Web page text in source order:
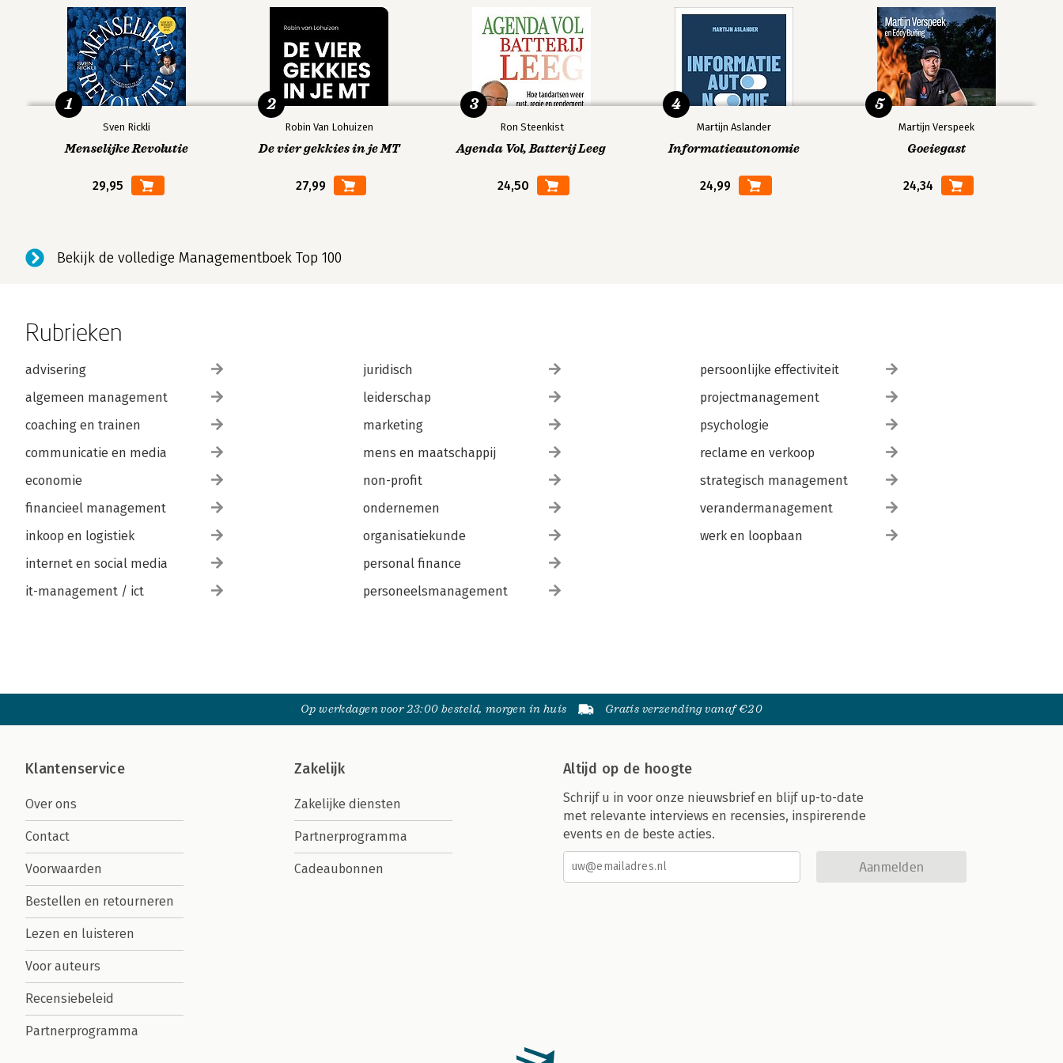
Sven Rickli
Menselijke Revolutie
29,95
1
Robin Van Lohuizen
De vier gekkies in je MT
27,99
2
Ron Steenkist
Agenda Vol, Batterij Leeg
24,50
3
Martijn Aslander
Informatieautonomie
24,99
4
Martijn Verspeek
Goeiegast
24,34
5
Bekijk de volledige Managementboek Top 100
Rubrieken
advisering
algemeen management
coaching en trainen
communicatie en media
economie
financieel management
inkoop en logistiek
internet en social media
it-management / ict
juridisch
leiderschap
marketing
mens en maatschappij
non-profit
ondernemen
organisatiekunde
personal finance
personeelsmanagement
persoonlijke effectiviteit
projectmanagement
psychologie
reclame en verkoop
strategisch management
verandermanagement
werk en loopbaan
Op werkdagen voor 23:00 besteld, morgen in huis Gratis verzending vanaf €20
Klantenservice
Over ons
Contact
Voorwaarden
Bestellen en retourneren
Lezen en luisteren
Voor auteurs
Recensiebeleid
Partnerprogramma
Zakelijk
Zakelijke diensten
Partnerprogramma
Cadeaubonnen
Altijd op de hoogte
Schrijf u in voor onze nieuwsbrief en blijf up-to-date
met relevante interviews en recensies, inspirerende
events en de beste acties.
Aanmelden